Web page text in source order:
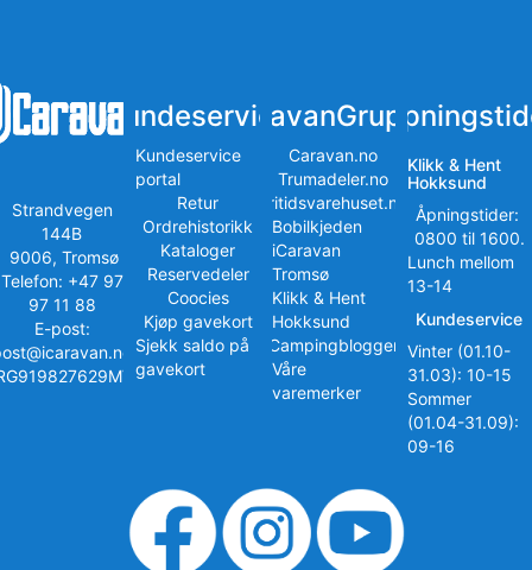
Strandvegen
144B
9006, Tromsø
Telefon: +47 97
97 11 88
E-post:
Kundeservice
Kundeservice
portal
Retur
Ordrehistorikk
Kataloger
Reservedeler
Coocies
Kjøp gavekort
Sjekk saldo på
gavekort
iCaravanGruppen
Caravan.no
Trumadeler.no
Fritidsvarehuset.no
Bobilkjeden
iCaravan
Tromsø
Klikk & Hent
Hokksund
iCampingbloggen
Våre
varemerker
Klikk & Hent
Hokksund
Åpningstider:
0800 til 1600.
Lunch mellom
13-14
Kundeservice
Vinter (01.10-
31.03): 10-15
Sommer
(01.04-31.09):
09-16